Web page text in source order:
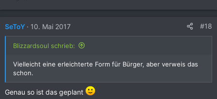
SeToY 10. Mai 2017 #18
Blizzardsoul schrieb:
Vielleicht eine erleichterte Form für Bürger, aber verweis das
schon.
Genau so ist das geplant